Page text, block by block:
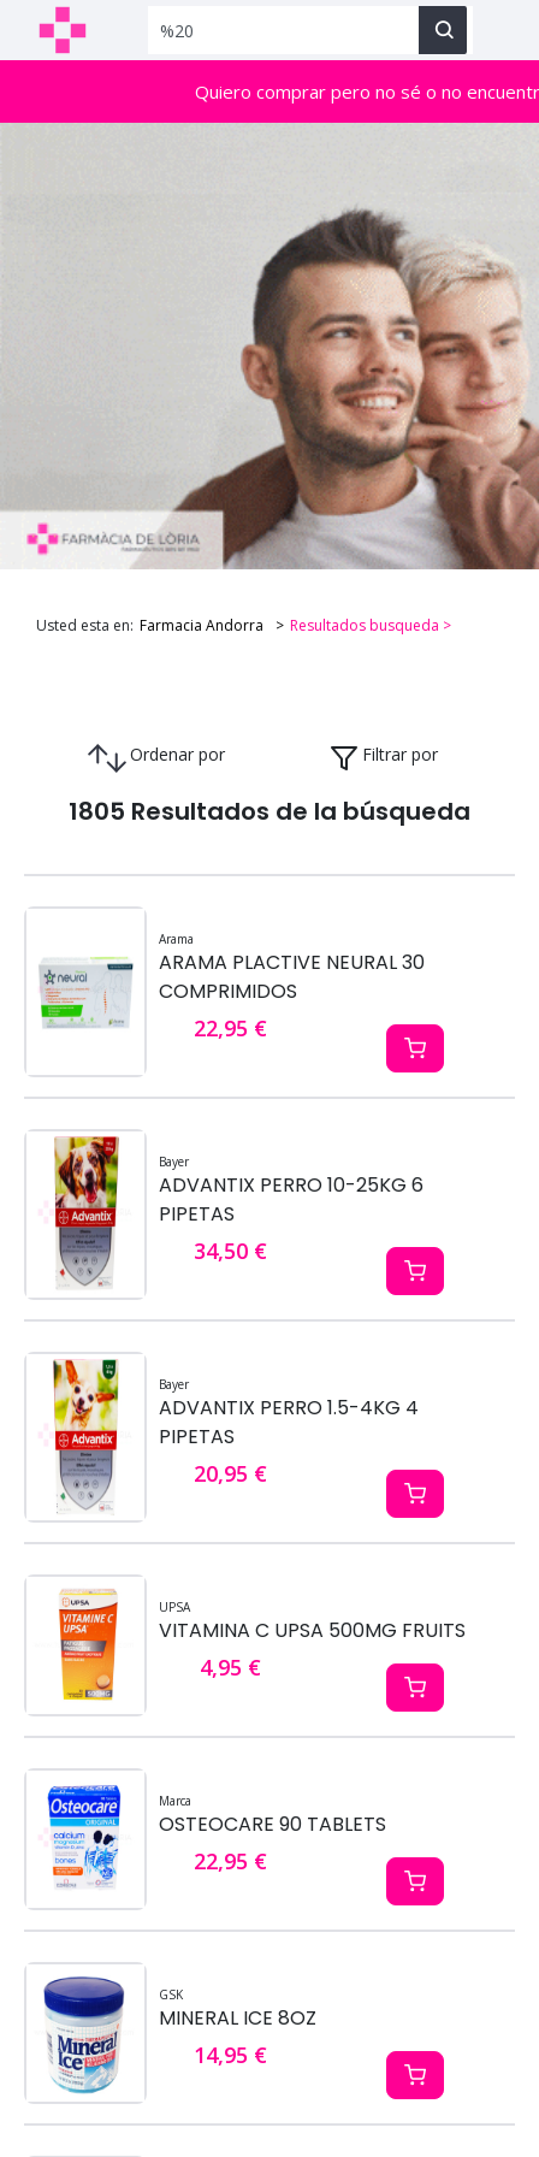
Quiero comprar pero no sé o no
Usted esta en: Farmacia Andorra Resultados busqueda >
Ordenar por Filtrar por
1805 Resultados de la búsqueda
Arama
ARAMA PLACTIVE NEURAL 30
COMPRIMIDOS
22,95 €
Bayer
ADVANTIX PERRO 10-25KG 6
PIPETAS
34,50 €
Bayer
ADVANTIX PERRO 1.5-4KG 4
PIPETAS
20,95 €
UPSA
VITAMINA C UPSA 500MG FRUITS
4,95 €
Marca
OSTEOCARE 90 TABLETS
22,95 €
GSK
MINERAL ICE 8OZ
14,95 €